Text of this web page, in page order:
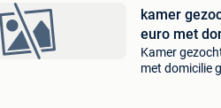
kamer
euro met
Kamer
met domicilie